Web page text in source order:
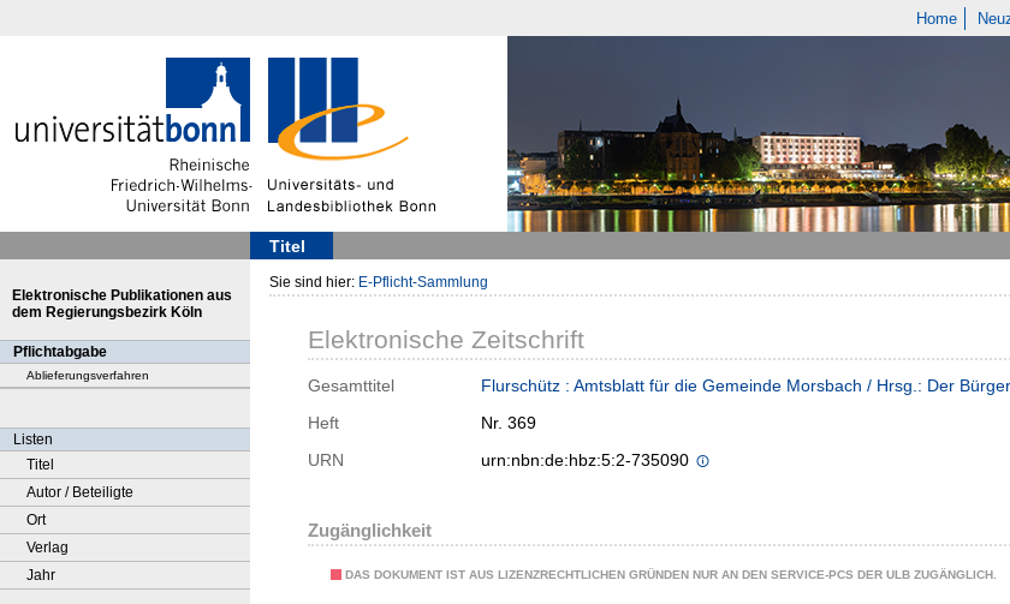
Home
Titel
Elektronische Publikationen aus
dem Regierungsbezirk Köln
Pflichtabgabe
Ablieferungsverfahren
Listen
Titel
Autor / Beteiligte
Ort
Verlag
Jahr
Sie sind hier: E-Pflicht-Sammlung
Elektronische Zeitschrift
Gesamttitel
Flurschütz : Amtsblatt für die Gemeinde Morsbach / Hrsg.: Der
Heft
Nr. 369
URN
urn:nbn:de:hbz:5:2-735090
Zugänglichkeit
DAS DOKUMENT IST AUS LIZENZRECHTLICHEN GRÜNDEN NUR AN DEN SERVICE-PCS DER ULB ZUGÄNGLICH.